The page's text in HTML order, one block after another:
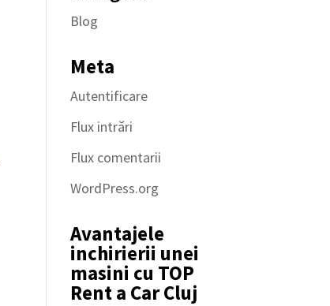
Blog
Meta
Autentificare
Flux intrări
Flux comentarii
WordPress.org
Avantajele
inchirierii unei
masini cu TOP
Rent a Car Cluj